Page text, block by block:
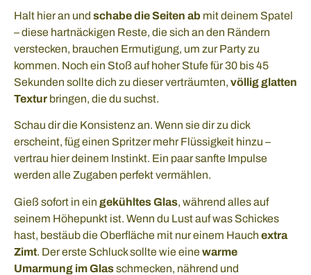
Halt hier an und schabe die Seiten ab mit deinem Spatel
– diese hartnäckigen Reste, die sich an den Rändern
verstecken, brauchen Ermutigung, um zur Party zu
kommen. Noch ein Stoß auf hoher Stufe für 30 bis 45
Sekunden sollte dich zu dieser verträumten, völlig glatten
Textur bringen, die du suchst.
Schau dir die Konsistenz an. Wenn sie dir zu dick
erscheint, füg einen Spritzer mehr Flüssigkeit hinzu –
vertrau hier deinem Instinkt. Ein paar sanfte Impulse
werden alle Zugaben perfekt vermählen.
Gieß sofort in ein gekühltes Glas, während alles auf
seinem Höhepunkt ist. Wenn du Lust auf was Schickes
hast, bestäub die Oberfläche mit nur einem Hauch extra
Zimt. Der erste Schluck sollte wie einewarme
Umarmung im Glasschmecken, nährend und